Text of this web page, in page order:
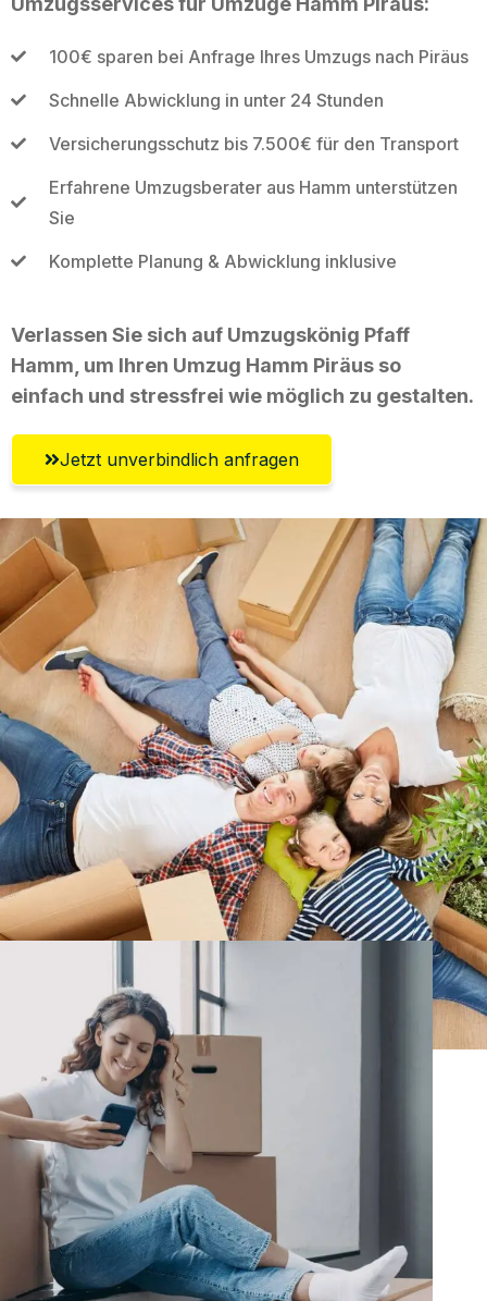
100€ sparen bei Anfrage Ihres Umzugs nach Piräus
Schnelle Abwicklung in unter 24 Stunden
Versicherungsschutz bis 7.500€ für den Transport
Erfahrene Umzugsberater aus Hamm unterstützen
Sie
Komplette Planung & Abwicklung inklusive
Verlassen Sie sich auf Umzugskönig Pfaff
Hamm, um Ihren Umzug Hamm Piräus so
einfach und stressfrei wie möglich zu gestalten.
Jetzt unverbindlich anfragen